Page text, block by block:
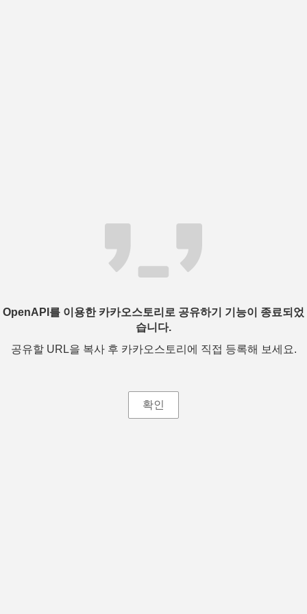
OpenAPI를 이용한 카카오스토리로 공유하기 기능이 종료되었
습니다.
공유할 URL을 복사 후 카카오스토리에 직접 등록해 보세요.
확인